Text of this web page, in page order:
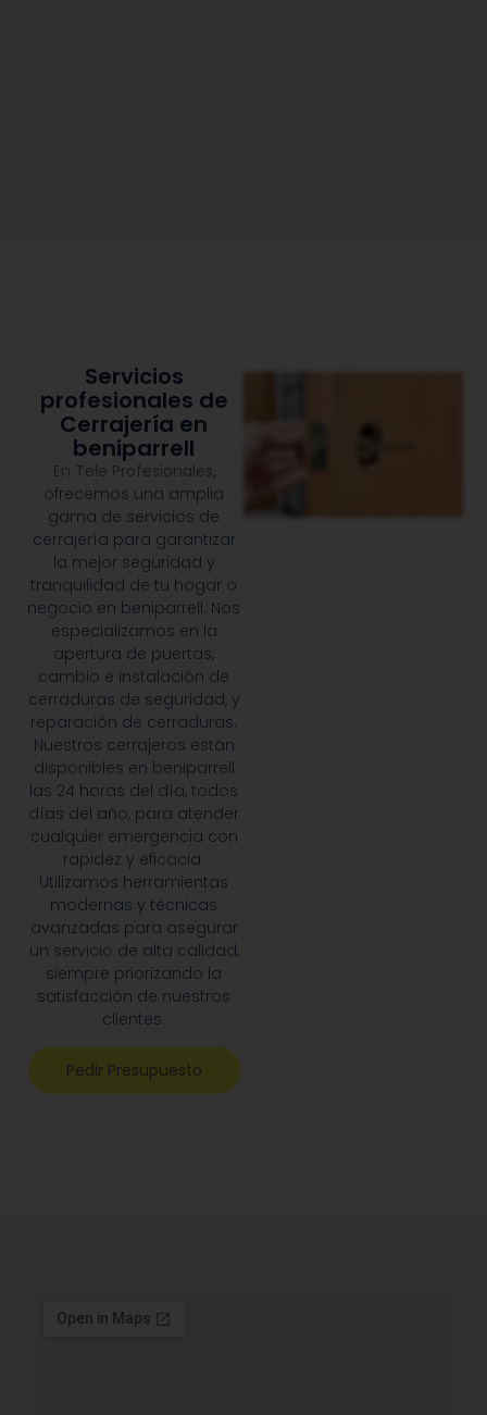
Servicios
profesionales de
Cerrajería en
beniparrell
En Tele Profesionales,
ofrecemos una amplia
gama de servicios de
cerrajería para garantizar
la mejor seguridad y
tranquilidad de tu hogar o
negocio en beniparrell. Nos
especializamos en la
apertura de puertas,
cambio e instalación de
cerraduras de seguridad, y
reparación de cerraduras.
Nuestros cerrajeros están
disponibles en beniparrell
las 24 horas del día, todos
días del año, para atender
cualquier emergencia con
rapidez y eficacia.
Utilizamos herramientas
modernas y técnicas
avanzadas para asegurar
un servicio de alta calidad,
siempre priorizando la
satisfacción de nuestros
clientes.
Pedir Presupuesto